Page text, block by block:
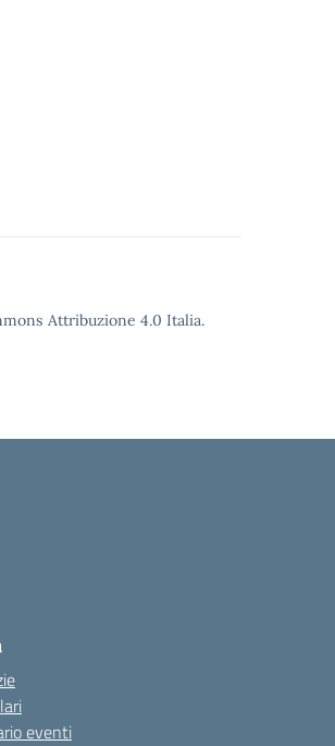
Attribuzione 4.0 Italia.
eventi